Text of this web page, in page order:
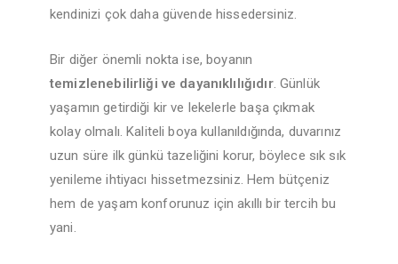
kendinizi çok daha güvende hissedersiniz.
Bir diğer önemli nokta ise, boyanın
temizlenebilirliği ve dayanıklılığıdır. Günlük
yaşamın getirdiği kir ve lekelerle başa çıkmak
kolay olmalı. Kaliteli boya kullanıldığında, duvarınız
uzun süre ilk günkü tazeliğini korur, böylece sık sık
yenileme ihtiyacı hissetmezsiniz. Hem bütçeniz
hem de yaşam konforunuz için akıllı bir tercih bu
yani.